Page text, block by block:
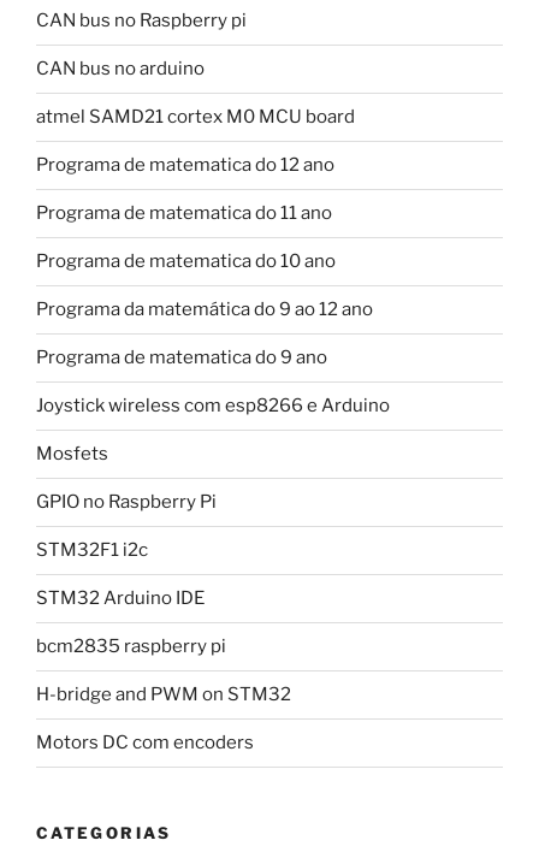
CAN bus no Raspberry pi
CAN bus no arduino
atmel SAMD21 cortex M0 MCU board
Programa de matematica do 12 ano
Programa de matematica do 11 ano
Programa de matematica do 10 ano
Programa da matemática do 9 ao 12 ano
Programa de matematica do 9 ano
Joystick wireless com esp8266 e Arduino
Mosfets
GPIO no Raspberry Pi
STM32F1 i2c
STM32 Arduino IDE
bcm2835 raspberry pi
H-bridge and PWM on STM32
Motors DC com encoders
CATEGORIAS